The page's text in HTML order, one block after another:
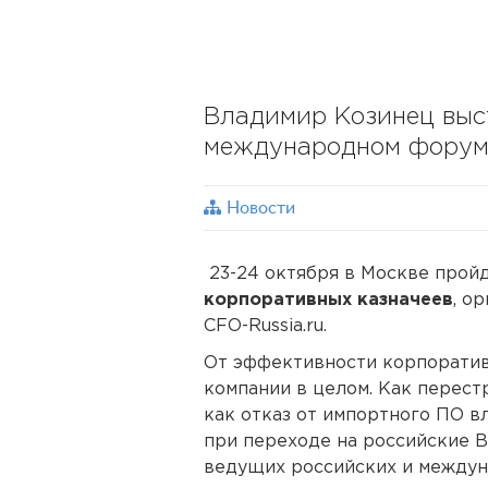
Владимир Козинец
международном
Новости
23-24 октября в Москве
корпоративных казначеев,
CFO-Russia.ru.
От эффективности
компании в целом. Как
как отказ от импортного ПО
при переходе на российские
ведущих российских и